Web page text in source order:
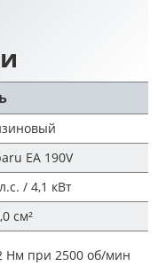
EA 190V
/ 4,1 кВт
см²
Нм при 2500 об/мин